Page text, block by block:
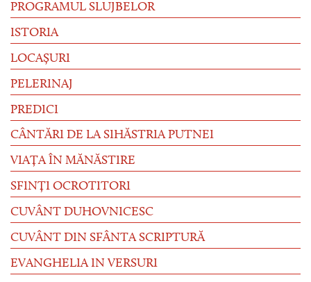
PROGRAMUL SLUJBELOR
ISTORIA
LOCAȘURI
PELERINAJ
PREDICI
CÂNTĂRI DE LA SIHĂSTRIA PUTNEI
VIAȚA ÎN MĂNĂSTIRE
SFINȚI OCROTITORI
CUVÂNT DUHOVNICESC
CUVÂNT DIN SFÂNTA SCRIPTURĂ
EVANGHELIA IN VERSURI